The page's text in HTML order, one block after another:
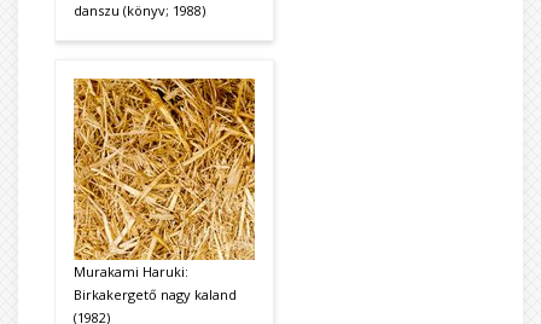
danszu (könyv; 1988)
Murakami Haruki:
Birkakergető nagy kaland
(1982)